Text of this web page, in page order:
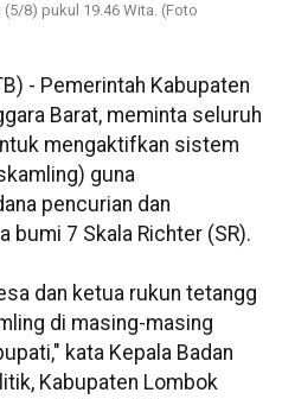
8) pukul 19.46 Wita. (Foto
- Pemerintah Kabupaten
Barat, meminta seluruh
mengaktifkan sistem
guna
pencurian dan
bumi 7 Skala Richter (SR).
dan ketua rukun tetangg
di masing-masing
kata Kepala Badan
Kabupaten Lombok